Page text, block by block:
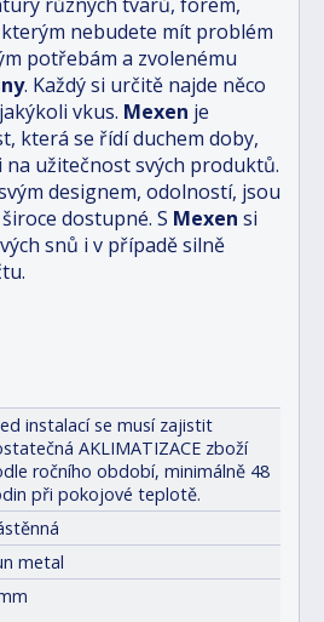
nebudete mít problém
potřebám a zvolenému
. Každý si určitě najde něco
vkus. Mexen je
která se řídí duchem doby,
na užitečnost svých produktů.
designem, odolností, jsou
dostupné. S Mexen si
snů i v případě silně
instalací se musí zajistit
AKLIMATIZACE zboží
ročního období, minimálně 48
při pokojové teplotě.
metal